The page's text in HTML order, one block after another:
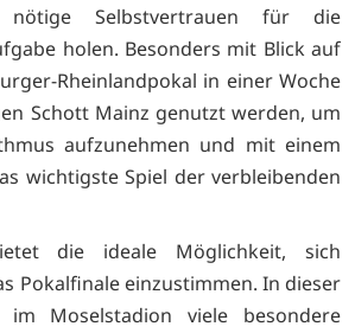
Selbstvertrauen für die
holen. Besonders mit Blick auf
Rheinlandpokal in einer Woche
Schott Mainz genutzt werden, um
aufzunehmen und mit einem
wichtigste Spiel der verbleibenden
die ideale Möglichkeit, sich
Pokalfinale einzustimmen. In dieser
im Moselstadion viele besondere